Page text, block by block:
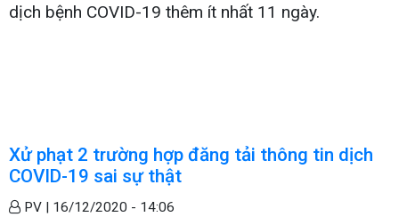
dịch bệnh COVID-19 thêm ít nhất 11 ngày.
Xử phạt 2 trường hợp đăng tải thông tin dịch
COVID-19 sai sự thật
PV | 16/12/2020 - 14:06